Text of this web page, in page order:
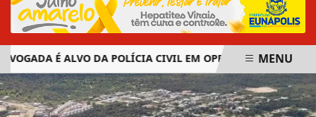
É ALVO DA POLÍCIA CIVIL EM OPERAÇÃO CONTRA
EM ALTA
MENU